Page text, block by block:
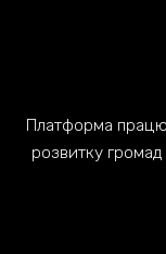
Платформа
розвитку громад